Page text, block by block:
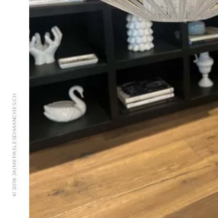
© 2018 JAIMEPASLESDIMANCHES.CH